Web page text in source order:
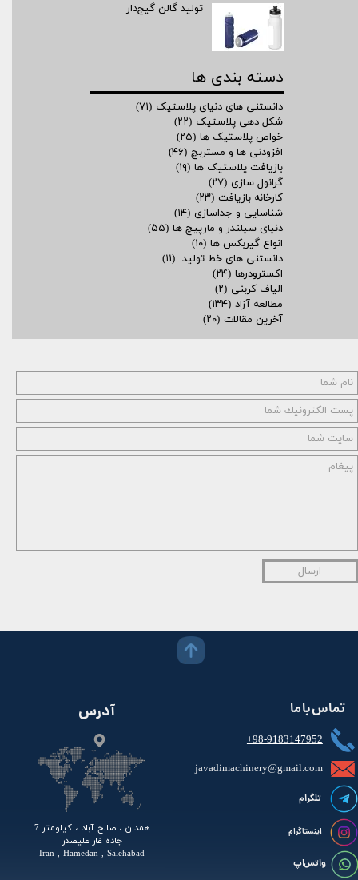
ارسال
تولید گالن گیج‌دار
دسته بندی ها
دانستنی های دنیای پلاستیک (۷۱)
شکل دهی پلاستیک (۲۲)
خواص پلاستیک ها (۲۵)
افزودنی ها و مستربچ (۴۶)
بازیافت پلاستیک ها (۱۹)
گرانول سازی (۲۷)
کارخانه بازیافت (۲۳)
شناسایی و جداسازی (۱۴)
دنیای سیلندر و مارپیچ ها (۵۵)
انواع گیربکس ها (۱۰)
دانستنی های خط تولید (۱۱)
اکسترودرها (۲۴)
الیاف کربنی (۲)
مطالعه آزاد (۱۳۴)
آخرین مقالات (۲۰)
+98-9183147952
همدان ، صالح آباد ، کیلومتر 7
جاده غار علیصدر
Iran , Hamedan , Salehabad
آدرس تماس با ما
اینستاگرام
javadimachinery@gmail.com​​​​​​​​
تلگرام
واتس اپ